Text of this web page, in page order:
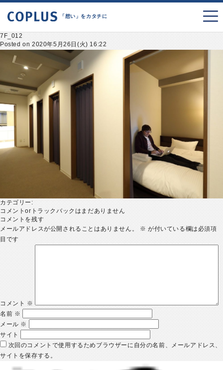
「想い」をカタチに
7F_012
Posted on 2020年5月26日(火) 16:22
カテゴリー:
コメントorトラックバックはまだありません
コメントを残す
メールアドレスが公開されることはありません。
※ が付いている欄は必須項
目です
コメント ※
名前 ※
メール ※
サイト
次回のコメントで使用するためブラウザーに自分の名前、メールアドレス、
サイトを保存する。